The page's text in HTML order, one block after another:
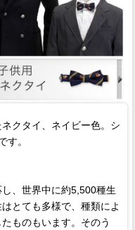
クタイ、ネイビー色。シ
す。
、世界中に約5,500種生
とても多様で、種類によ
ものもいます。そのう